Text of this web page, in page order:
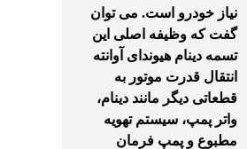
نیاز خودرو است. می توان
گفت که وظیفه اصلی این
تسمه دینام هیوندای آوانته
انتقال قدرت موتور به
قطعاتی دیگر مانند دینام،
واتر پمپ، سیستم تهویه
مطبوع و پمپ فرمان